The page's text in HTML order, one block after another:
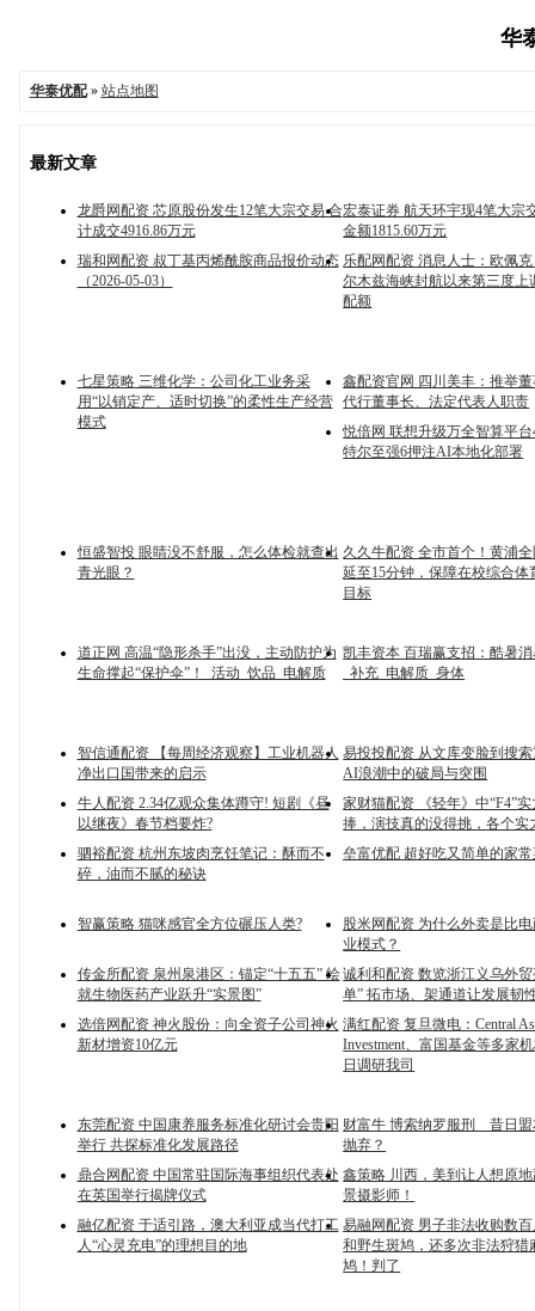
华
华泰优配» 站点地图
最新文章
龙爵网配资 芯原股份发生12笔大宗交易 合
计成交4916.86万元
宏泰证券 航天环宇现4笔大宗
金额1815.60万元
瑞和网配资 叔丁基丙烯酰胺商品报价动态
（2026-05-03）
乐配网配资 消息人士：欧佩
尔木兹海峡封航以来第三度上
配额
七星策略 三维化学：公司化工业务采
用“以销定产、适时切换”的柔性生产经营
模式
鑫配资官网 四川美丰：推举
代行董事长、法定代表人职责
悦倍网 联想升级万全智算平
特尔至强6押注AI本地化部署
恒盛智投 眼睛没不舒服，怎么体检就查出
青光眼？
久久牛配资 全市首个！黄浦
延至15分钟，保障在校综合体
目标
道正网 高温“隐形杀手”出没，主动防护为
生命撑起“保护伞”！_活动_饮品_电解质
凯丰资本 百瑞赢支招：酷暑
_补充_电解质_身体
智信通配资 【每周经济观察】工业机器人
净出口国带来的启示
易投投配资 从文库变脸到搜
AI浪潮中的破局与突围
牛人配资 2.34亿观众集体蹲守! 短剧《昼
以继夜》春节档要炸?
家财猫配资 《轻年》中“F4”
捧，演技真的没得挑，各个实
驷裕配资 杭州东坡肉烹饪笔记：酥而不
碎，油而不腻的秘诀
垒富优配 超好吃又简单的家
智赢策略 猫咪感官全方位碾压人类?
股米网配资 为什么外卖是比
业模式？
传金所配资 泉州泉港区：锚定“十五五” 绘
就生物医药产业跃升“实景图”
诚利和配资 数览浙江义乌外
单” 拓市场、架通道让发展韧
选倍网配资 神火股份：向全资子公司神火
新材增资10亿元
满红配资 复旦微电：Central
Investment、富国基金等多家
日调研我司
东莞配资 中国康养服务标准化研讨会贵阳
举行 共探标准化发展路径
财富牛 博索纳罗服刑 昔日盟
抛弃？
鼎合网配资 中国常驻国际海事组织代表处
在英国举行揭牌仪式
鑫策略 川西，美到让人想原
景摄影师！
融亿配资 于适引路，澳大利亚成当代打工
人“心灵充电”的理想目的地
易融网配资 男子非法收购数
和野生斑鸠，还多次非法狩猎
鸠！判了